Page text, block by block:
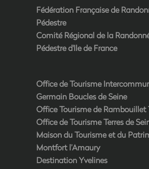
Fédération Française de
Pédestre
Comité Régional de la
Pédestre d'Ile de France
Office de Tourisme
Germain Boucles de Seine
Office Tourisme de Rambouillet
Office de Tourisme Terres de
Maison du Tourisme et du
Montfort l’Amaury
Destination Yvelines